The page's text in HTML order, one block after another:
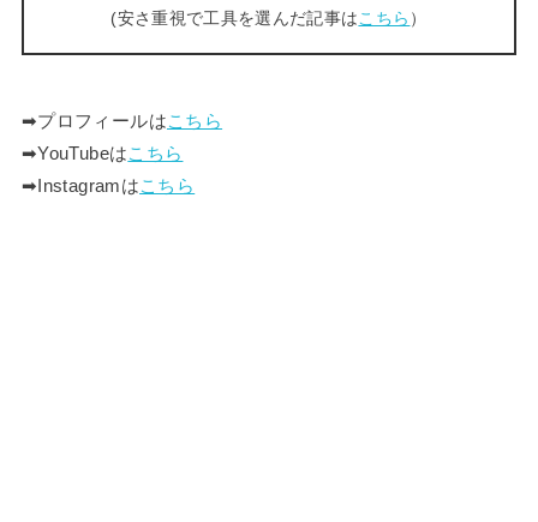
(安さ重視で工具を選んだ記事はこちら ）
➡︎プロフィールはこちら
➡︎YouTubeはこちら
➡︎Instagramはこちら